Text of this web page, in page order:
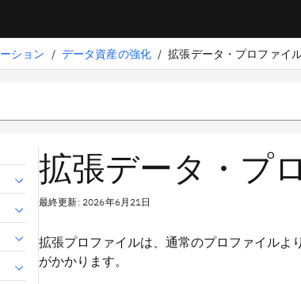
ション / データ資産の強化 / 拡張データ・プロファイ
拡張データ・プ
最終更新: 2026年6月21日
拡張プロファイルは、通常のプロファイルよ
がかかります。